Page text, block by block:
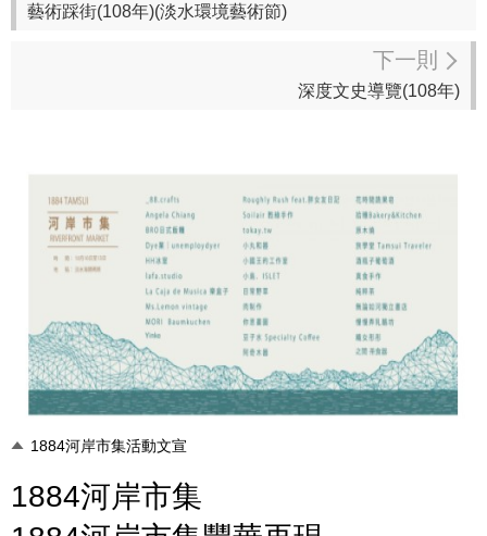
藝術踩街(108年)(淡水環境藝術節)
下一則
深度文史導覽(108年)
1884河岸市集活動文宣
1884河岸市集